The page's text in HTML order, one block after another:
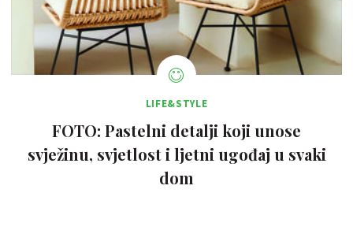
LIFE&STYLE
FOTO: Pastelni detalji koji unose
svježinu, svjetlost i ljetni ugođaj u svaki
dom